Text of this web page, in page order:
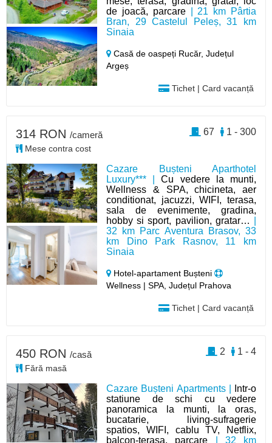
de joacă, parcare| 21 km Pârtia
Bran, 29 Castelul Peleș, 31 km
Sinaia
Casă de oaspeți Rucăr,Județul
Argeș
Tichet | Card vacanță
Cazare Bușteni Aparthotel
Luxury*** |Cu vedere la munti,
Wellness & SPA, chicineta, aer
conditionat, jacuzzi, WIFI, terasa,
sala de evenimente, gradina,
hobby si sport, pavilion, gratar…
32 km Parc Aventura Brasov, 33
km Dino Park Rasnov, 11 km
Sinaia
Hotel-apartament Bușteni
Wellness | SPA, Județul Prahova
Tichet | Card vacanță
314 RON /cameră
Mese contra cost
1 - 300
67
Cazare Bușteni Apartments |
Intr-o
statiune de schi cu vedere
panoramica la munti, la oras,
bucatarie, living-sufragerie
spatios, WIFI, cablu TV, Netflix,
balcon-terasa, parcare | 32 km
450 RON /casă
Fără masă
1 - 4
2